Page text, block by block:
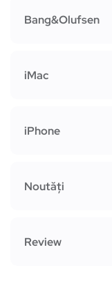
Bang&Olufsen
iMac
iPhone
Noutăți
Review